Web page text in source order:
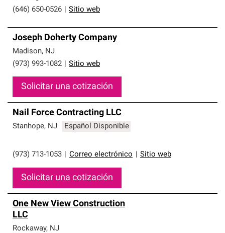
(646) 650-0526
Sitio web
Joseph Doherty Company
Madison, NJ
(973) 993-1082
Sitio web
Solicitar una cotización
Nail Force Contracting LLC
Stanhope, NJ Español Disponible
(973) 713-1053 Correo electrónico Sitio web
Solicitar una cotización
One New View Construction
LLC
Rockaway, NJ